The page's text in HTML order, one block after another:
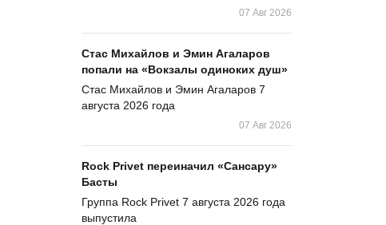
07 Авг 2026
Стас Михайлов и Эмин Агаларов
попали на «Вокзалы одиноких душ»
Стас Михайлов и Эмин Агаларов 7
августа 2026 года
07 Авг 2026
Rock Privet переиначил «Сансару»
Басты
Группа Rock Privet 7 августа 2026 года
выпустила